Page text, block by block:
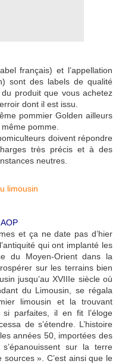
français) et l’appellation
sont des labels de qualité
produit que vous achetez
dont il est issu.
pommier Golden ailleurs
même pomme.
doivent répondre
très précis et à des
neutres.
et ça ne date pas d’hier
qui ont implanté les
du Moyen-Orient dans la
sur les terrains bien
jusqu’au XVIIIe siècle où
du Limousin, se régala
limousin et la trouvant
parfaites, il en fit l’éloge
de s’étendre. L’histoire
années 50, importées des
sur la terre
». C’est ainsi que le